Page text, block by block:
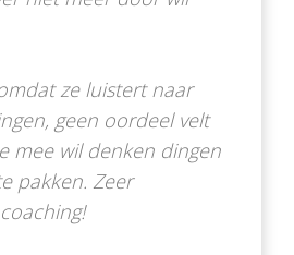
ze luistert naar
geen oordeel velt
mee wil denken dingen
pakken. Zeer